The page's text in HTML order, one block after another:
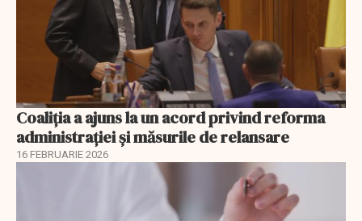
Coaliția a ajuns la un acord privind reforma
administrației și măsurile de relansare
16 FEBRUARIE 2026